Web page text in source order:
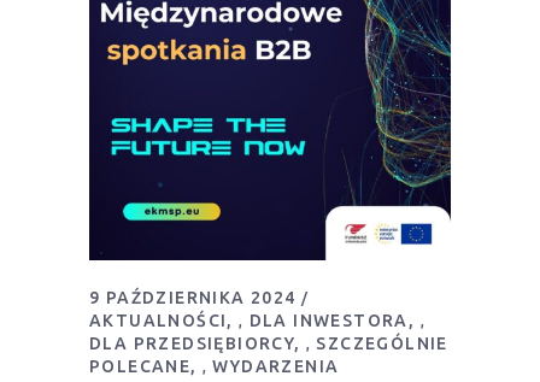
9 PAŹDZIERNIKA 2024
AKTUALNOŚCI
, DLA INWESTORA ,
DLA PRZEDSIĘBIORCY , SZCZEGÓLNIE
POLECANE
,WYDARZENIA